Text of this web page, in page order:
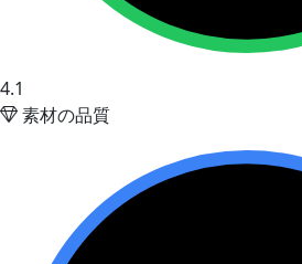
4.1
素材の品質